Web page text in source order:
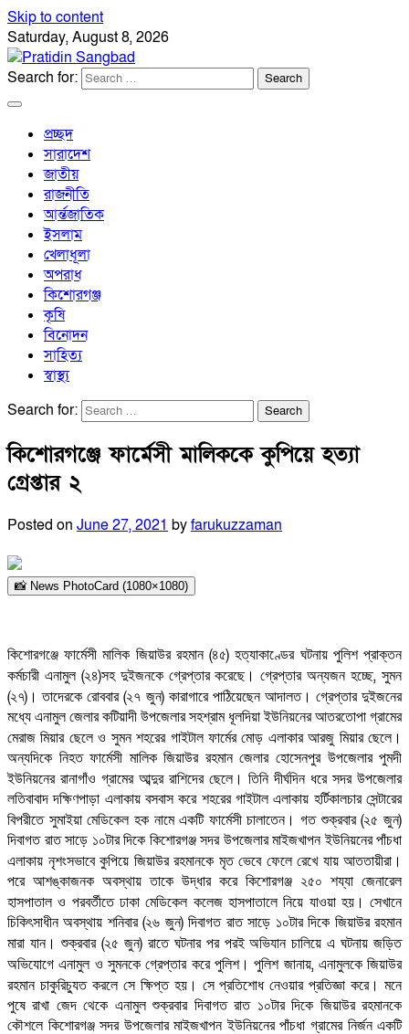
Skip to content
Saturday, August 8, 2026
Search for:
প্রচ্ছদ
সারাদেশ
জাতীয়
রাজনীতি
আর্ন্তজাতিক
ইসলাম
খেলাধূলা
অপরাধ
কিশোরগঞ্জ
কৃষি
বিনোদন
সাহিত্য
স্বাস্থ্য
Search for:
কিশোরগঞ্জে ফার্মেসী মালিককে কুপিয়ে হত্যা
গ্রেপ্তার ২
Posted on June 27, 2021 byfarukuzzaman
📸 News PhotoCard (1080×1080)
কিশোরগঞ্জে ফার্মেসী মালিক জিয়াউর রহমান(৪৫)হত্যাকাণ্ডের ঘটনায় পুলিশ প্রাক্তন
কর্মচারী এনামুল(২৪)সহ দুইজনকে গ্রেপ্তার করেছে। গ্রেপ্তার অন্যজন হচ্ছে,সুমন
(২৭) । তাদেরকে রোববার(২৭ জুন) কারাগারে পাঠিয়েছেন আদালত। গ্রেপ্তার দুইজনের
মধ্যে এনামুল জেলার কটিয়াদী উপজেলার সহশ্রাম ধূলদিয়া ইউনিয়নের আতরতোপা গ্রামের
মেরাজ মিয়ার ছেলে ও সুমন শহরের গাইটাল ফার্মের মোড় এলাকার আরজু মিয়ার ছেলে।
অন্যদিকে নিহত ফার্মেসী মালিক জিয়াউর রহমান জেলার হোসেনপুর উপজেলার পুমদী
ইউনিয়নের রানাগাঁও গ্রামের আব্দুর রাশিদের ছেলে। তিনি দীর্ঘদিন ধরে সদর উপজেলার
লতিবাবাদ দক্ষিণপাড়া এলাকায় বসবাস করে শহরের গাইটাল এলাকায় হর্টিকালচার সেন্টারের
বিপরীতে সুমাইয়া মেডিকেল হক নামে একটি ফার্মেসী চালাতেন। গত শুক্রবার(২৫ জুন)
দিবাগত রাত সাড়ে ১০টার দিকে কিশোরগঞ্জ সদর উপজেলার মাইজখাপন ইউনিয়নের পাঁচধা
এলাকায় নৃশংসভাবে কুপিয়ে জিয়াউর রহমানকে মৃত ভেবে ফেলে রেখে যায় আততায়ীরা ।
পরে আশঙ্কাজনক অবস্থায় তাকে উদ্ধার করে কিশোরগঞ্জ ২৫০ শয্যা জেনারেল
হাসপাতাল ও পরবর্তীতে ঢাকা মেডিকেল কলেজ হাসপাতালে নিয়ে যাওয়া হয়। সেখানে
চিকিৎসাধীন অবস্থায় শনিবার(২৬ জুন)দিবাগত রাত সাড়ে ১০টার দিকে জিয়াউর রহমান
মারা যান। শুক্রবার(২৫ জুন) রাতে ঘটনার পর পরই অভিযান চালিয়ে এ ঘটনায় জড়িত
অভিযোগে এনামুল ও সুমনকে গ্রেপ্তার করে পুলিশ। পুলিশ জানায়, এনামুলকে জিয়াউর
রহমান চাকুরিচ্যুত করলে সে ক্ষিপ্ত হয়। সে প্রতিশোধ নেওয়ার প্রতিজ্ঞা করে। মনে
পুষে রাখা জেদ থেকে এনামুল শুক্রবার দিবাগত রাত ১০টার দিকে জিয়াউর রহমানকে
কৌশলে কিশোরগঞ্জ সদর উপজেলার মাইজখাপন ইউনিয়নের পাঁচধা গ্রামের নির্জন একটি